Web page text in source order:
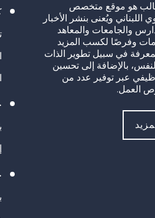
هو موقع متخصص
اللبناني ويُعنى بنشر الأخبار
والجامعات والمعاهد
وفرصًا لكسب المزيد
في سبيل تطوير الذات
بالإضافة إلى تحسين
عبر توفير عدد من
العمل.